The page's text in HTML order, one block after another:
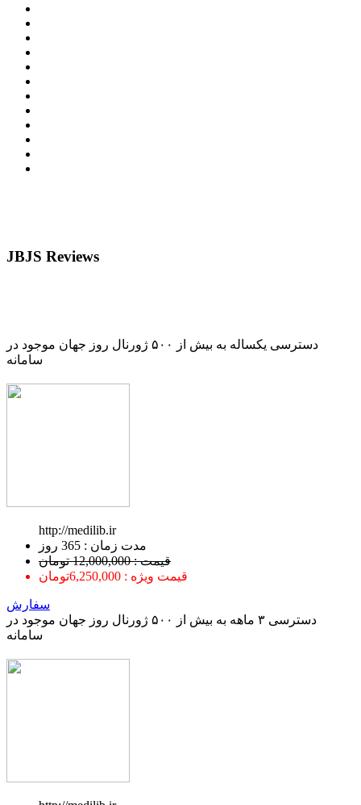
JBJS Reviews
دسترسی یکساله به بیش از ۵۰۰ ژورنال روز جهان موجود در
سامانه
http://medilib.ir
ﻣﺪﺕ ﺯﻣﺎﻥ : 365 ﺭﻭﺯ
قیمت : 12,000,000 تومان
قیمت ویژه : 6,250,000تومان
سفارش
دسترسی ۳ ماهه به بیش از ۵۰۰ ژورنال روز جهان موجود در
سامانه